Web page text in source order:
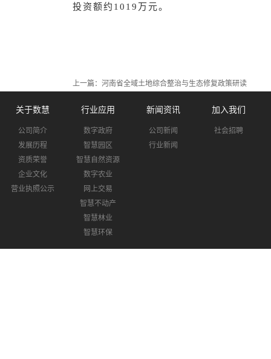
投资额约 1019 万元。
上一篇： 河南省全域土地综合整治与生态修复政策研读
关于数慧
公司简介
发展历程
资质荣誉
企业文化
营业执照公示
行业应用
数字政府
智慧园区
智慧自然资源
数字农业
网上交易
智慧不动产
智慧林业
智慧环保
新闻资讯
公司新闻
行业新闻
加入我们
社会招聘